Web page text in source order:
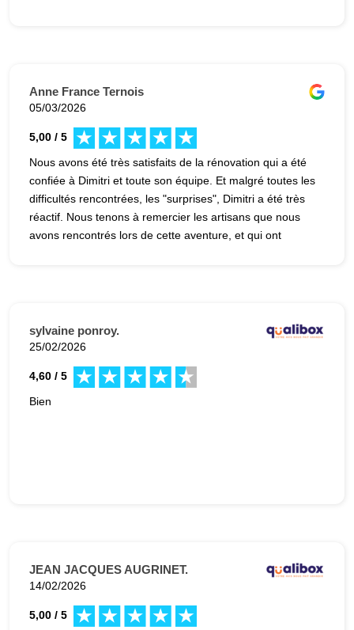
Anne France Ternois
05/03/2026
5,00 / 5
Nous avons été très satisfaits de la rénovation qui a été
confiée à Dimitri et toute son équipe. Et malgré toutes les
difficultés rencontrées, les "surprises", Dimitri a été très
réactif. Nous tenons à remercier les artisans que nous
avons rencontrés lors de cette aventure, et qui ont
Rénovations" à ceux qui souhaitent être accompagnés
dans leurs projets.
sylvaine ponroy.
25/02/2026
4,60 / 5
Bien
JEAN JACQUES AUGRINET.
14/02/2026
5,00 / 5